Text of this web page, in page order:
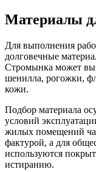
Материалы
Для выполнения
долговечные
Стромынка может
шенилла, рогожки,
кожи.
Подбор материала
условий
жилых помещений
фактурой, а для
используются
истиранию.